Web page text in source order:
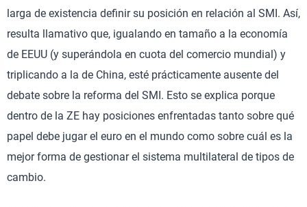
larga de existencia definir su posición en relación al SMI. Así,
resulta llamativo que, igualando en tamaño a la economía
de EEUU (y superándola en cuota del comercio mundial) y
triplicando a la de China, esté prácticamente ausente del
debate sobre la reforma del SMI. Esto se explica porque
dentro de la ZE hay posiciones enfrentadas tanto sobre qué
papel debe jugar el euro en el mundo como sobre cuál es la
mejor forma de gestionar el sistema multilateral de tipos de
cambio.